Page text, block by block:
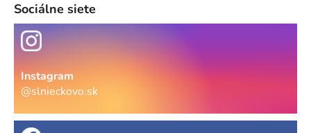
Sociálne siete
Instagram
@slnieckovo.sk